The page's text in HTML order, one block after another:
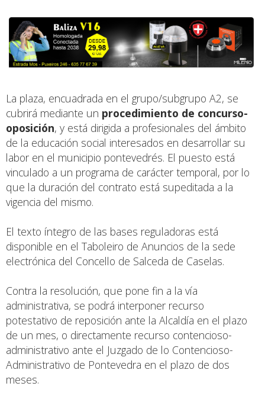
La plaza, encuadrada en el grupo/subgrupo A2, se
cubrirá mediante un procedimiento de concurso-
oposición, y está dirigida a profesionales del ámbito
de la educación social interesados en desarrollar su
labor en el municipio pontevedrés. El puesto está
vinculado a un programa de carácter temporal, por lo
que la duración del contrato está supeditada a la
vigencia del mismo.
El texto íntegro de las bases reguladoras está
disponible en el Taboleiro de Anuncios de la sede
electrónica del Concello de Salceda de Caselas.
Contra la resolución, que pone fin a la vía
administrativa, se podrá interponer recurso
potestativo de reposición ante la Alcaldía en el plazo
de un mes, o directamente recurso contencioso-
administrativo ante el Juzgado de lo Contencioso-
Administrativo de Pontevedra en el plazo de dos
meses.